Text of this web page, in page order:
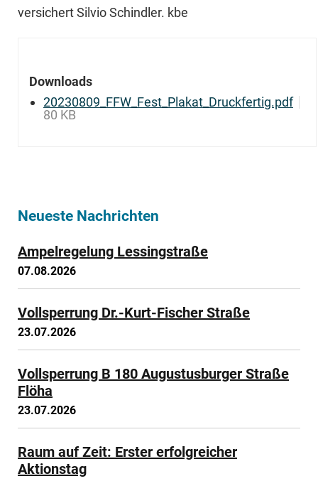
versichert Silvio Schindler. kbe
Downloads
20230809_FFW_Fest_Plakat_Druckfertig.pdf
80 KB
Neueste Nachrichten
Ampelregelung Lessingstraße
07.08.2026
Vollsperrung Dr.-Kurt-Fischer Straße
23.07.2026
Vollsperrung B 180 Augustusburger Straße
Flöha
23.07.2026
Raum auf Zeit: Erster erfolgreicher
Aktionstag